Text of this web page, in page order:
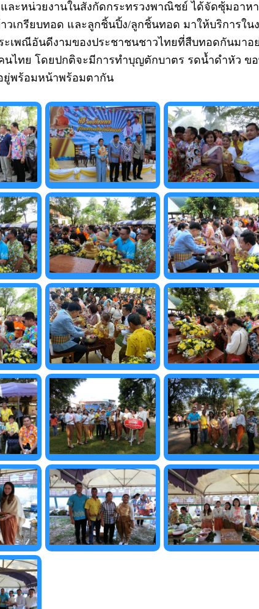
ละหน่วยงานในสังกัดกระทรวงพาณิชย์ ได้จัดซุ้มอาห
วเกรียบทอด และลูกชิ้นปิ้ง/ลูกชิ้นทอด มาให้บริการใน
ะเพณีอันดีงามของประชาชนชาวไทยที่สืบทอดกันมาอ
นไทย โดยปกติจะมีการทำบุญตักบาตร รดน้ำดำหัว ข
ยู่พร้อมหน้าพร้อมตากัน